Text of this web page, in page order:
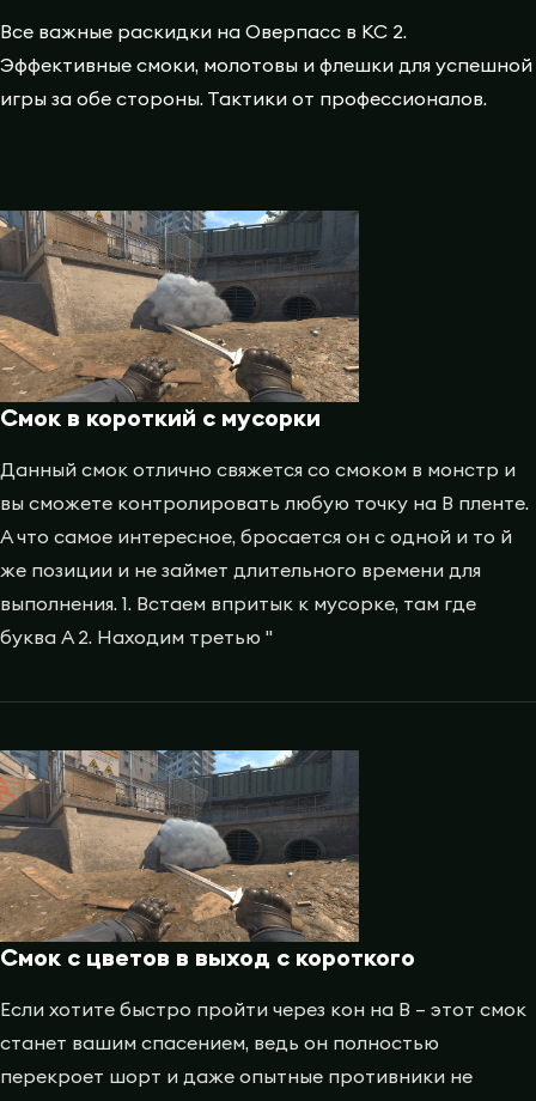
Все важные раскидки на Оверпасс в КС 2.
Эффективные смоки, молотовы и флешки для успешной
игры за обе стороны. Тактики от профессионалов.
Смок в короткий с мусорки
Данный смок отлично свяжется со смоком в монстр и
вы сможете контролировать любую точку на B пленте.
А что самое интересное, бросается он с одной и то й
же позиции и не займет длительного времени для
выполнения. 1. Встаем впритык к мусорке, там где
буква A 2. Находим третью "
Смок с цветов в выход с короткого
Если хотите быстро пройти через кон на B – этот смок
станет вашим спасением, ведь он полностью
перекроет шорт и даже опытные противники не